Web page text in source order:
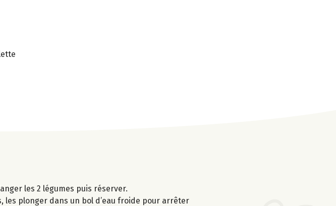
les 2 légumes puis réserver.
les plonger dans un bol d’eau froide pour arrêter